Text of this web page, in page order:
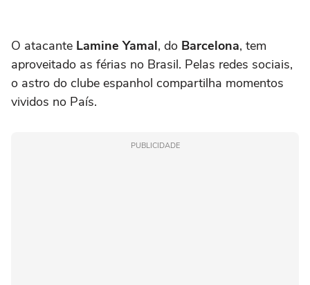
O atacante Lamine Yamal, do Barcelona, tem
aproveitado as férias no Brasil. Pelas redes sociais,
o astro do clube espanhol compartilha momentos
vividos no País.
PUBLICIDADE